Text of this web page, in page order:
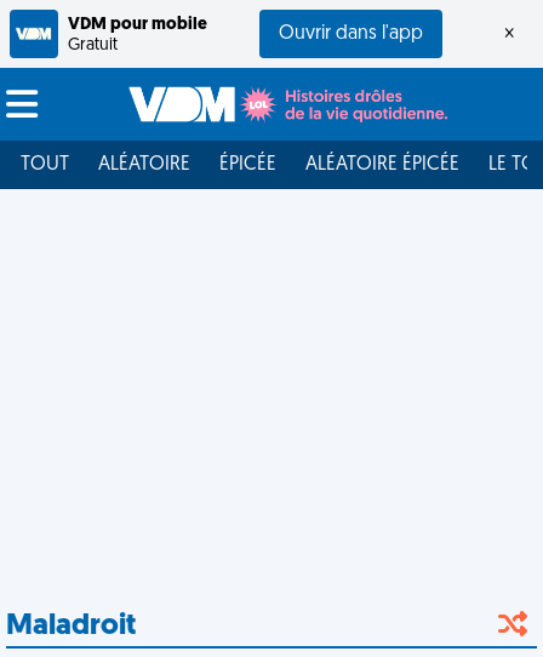
VDM pour mobile
Gratuit
Ouvrir dans l'app ×
TOUT ALÉATOIRE ÉPICÉE ALÉATOIRE ÉPICÉE LE
Maladroit